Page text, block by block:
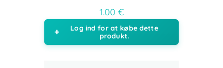
1.00 €
Log ind for at købe dette
produkt.